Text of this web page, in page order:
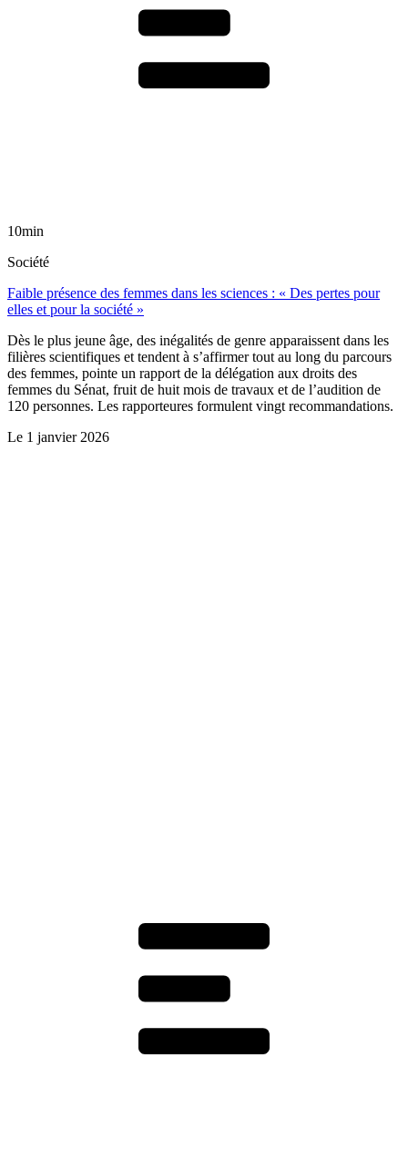
10min
Société
Faible présence des femmes dans les sciences : « Des pertes pour
elles et pour la société »
Dès le plus jeune âge, des inégalités de genre apparaissent dans les
filières scientifiques et tendent à s’affirmer tout au long du parcours
des femmes, pointe un rapport de la délégation aux droits des
femmes du Sénat, fruit de huit mois de travaux et de l’audition de
120 personnes. Les rapporteures formulent vingt recommandations.
Le 1 janvier 2026